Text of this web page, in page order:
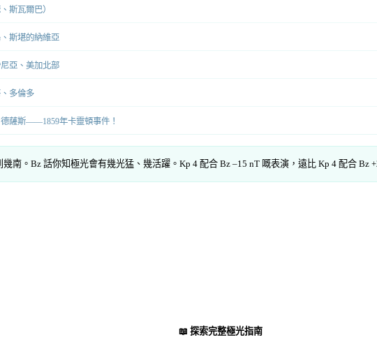
斯瓦爾巴）
斯堪的納維亞
亞、美加北部
多倫多
薩斯——1859年卡靈頓事件！
南。Bz 話你知極光會有幾光猛、幾活躍。Kp 4 配合 Bz –15 nT 嘅表演，遠比 Kp 4 配合 Bz
📖 探索完整極光指南